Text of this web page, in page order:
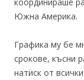
Южна Америка.
Графика му бе
срокове, късни
натиск от